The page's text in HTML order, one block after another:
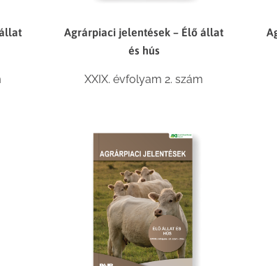
Agrárpiaci jelentések – Élő állat
és hús
XXIX. évfolyam 2. szám